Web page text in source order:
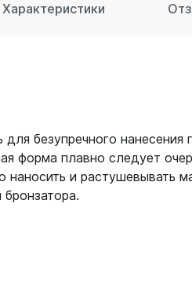
Характеристики
для безупречного
форма плавно следует
наносить и растушевывать